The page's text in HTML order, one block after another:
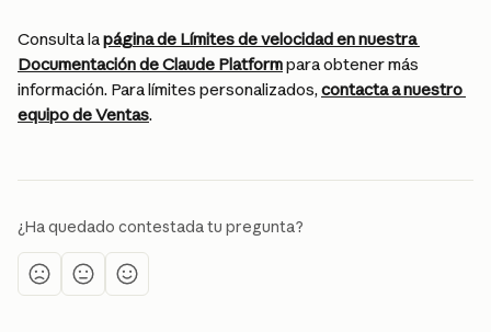
Consulta la página de Límites de velocidad en nuestra
Documentación de Claude Platform para obtener más
información. Para límites personalizados, contacta a nuestro
equipo de Ventas.
¿Ha quedado contestada tu pregunta?